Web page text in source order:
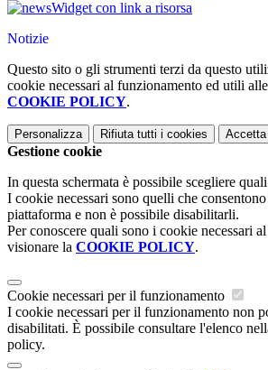
Widget con link a risorsa
Notizie
Questo sito o gli strumenti terzi da questo
cookie necessari al funzionamento ed utili
COOKIE POLICY.
Personalizza Rifiuta tutti i cookies
Gestione cookie
In questa schermata è possibile scegliere
I cookie necessari sono quelli che
piattaforma e non è possibile disabilitarli.
Per conoscere quali sono i cookie necessari
visionare la COOKIE POLICY.
Cookie necessari per il funzionamento
I cookie necessari per il funzionamento non
disabilitati. È possibile consultare l'elenco
policy.